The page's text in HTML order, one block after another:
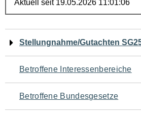
Navigation
für
den
Seiteninhalt
Stellungnahme/Gutachten
Betroffene Interessenbereiche
Betroffene Bundesgesetze